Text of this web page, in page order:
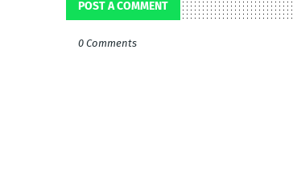
POST A COMMENT
0 Comments